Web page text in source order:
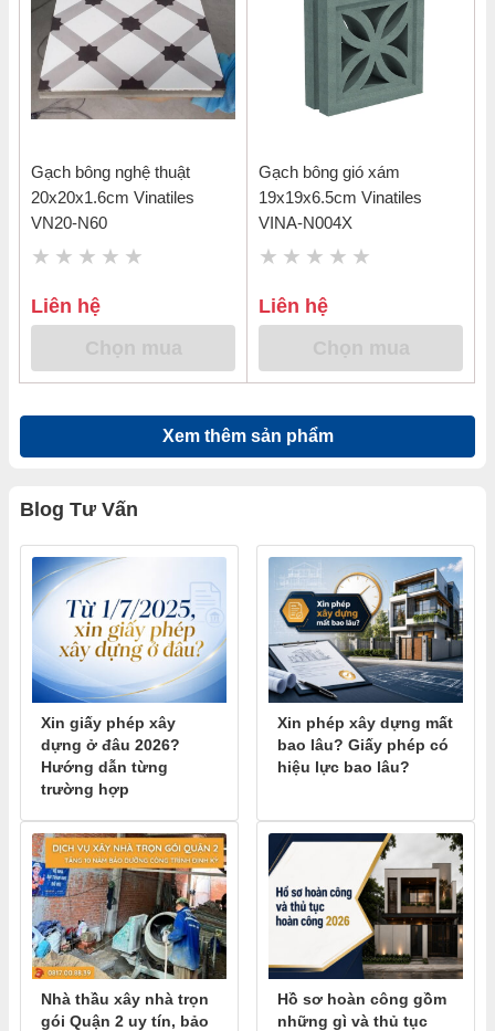
Gạch bông nghệ thuật
20x20x1.6cm Vinatiles
VN20-N60
Liên hệ
Gạch bông gió xám
19x19x6.5cm Vinatiles
VINA-N004X
Liên hệ
Xem thêm sản phẩm
Blog Tư Vấn
Xin giấy phép xây
dựng ở đâu 2026?
Hướng dẫn từng
trường hợp
Xin phép xây dựng mất
bao lâu? Giấy phép có
hiệu lực bao lâu?
Nhà thầu xây nhà trọn
gói Quận 2 uy tín, bảo
Hồ sơ hoàn công gồm
những gì và thủ tục